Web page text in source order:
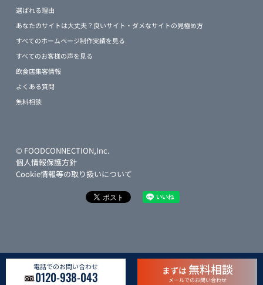
選ばれる理由
あなたのサイトは大丈夫？良いサイト・ダメなサイトの見極め方
すべてのホームページ制作実績を見る
すべてのお客様の声を見る
飲食店集客情報
よくある質問
無料相談
© FOODCONNECTION,Inc.
個人情報保護方針
Cookie情報等の取り扱いについて
電話でのお問い合わせ
0120-938-043 まずは 無料相談
メールでのお問い合わせ